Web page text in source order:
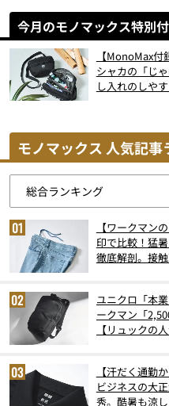
今月のモノマックス特別
【MonoMax
シャカの「じ
し入れのしや
モノマックス 人気記事
【ワークマン
印で比較！猛
徹底解剖。接
ユニクロ「本
ークマン「
【リュックの
【汗だく通勤
ビジネスの大
秀。酷暑も涼